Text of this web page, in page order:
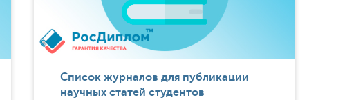
Список журналов для публикации
научных статей студентов